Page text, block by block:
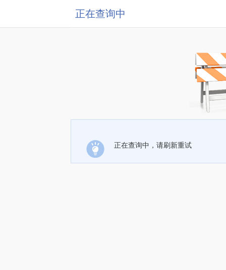
正在查询中
正在查询中，请刷新重试